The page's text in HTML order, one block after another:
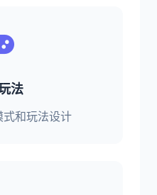
法
式和玩法设计